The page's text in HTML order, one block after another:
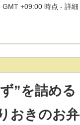
GMT +09:00 時点 -詳細
”を詰める
おきのお弁